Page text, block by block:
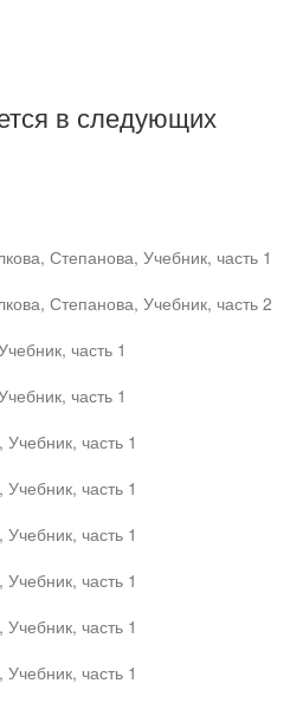
в следующих
Степанова, Учебник, часть 1
Степанова, Учебник, часть 2
часть 1
часть 1
часть 1
часть 1
часть 1
часть 1
часть 1
часть 1